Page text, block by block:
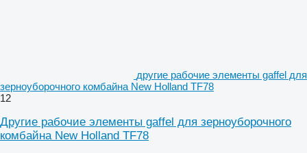
другие рабочие элементы gaffel для
зерноуборочного комбайна New Holland TF78
12
Другие рабочие элементы gaffel для зерноуборочного
комбайна New Holland TF78